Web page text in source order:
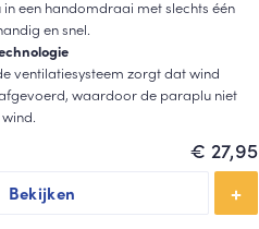
€ 27,95
een handomdraai met slechts één
en snel.
ventilatiesysteem zorgt dat wind
waardoor de paraplu niet
Bekijken